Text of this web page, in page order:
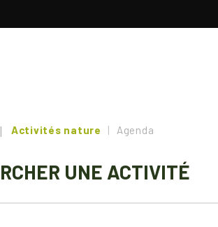
Activités nature Agenda
UNE ACTIVITÉ